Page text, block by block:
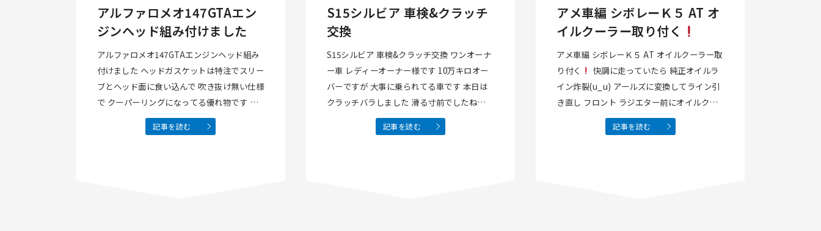
アルファロメオ147GTAエン
ジンヘッド組み付けました
アルファロメオ147GTAエンジンヘッド組み
付けました ヘッドガスケットは特注でスリー
ブとヘッド面に食い込んで 吹き抜け無い仕様
で クーパーリングになってる優れ物です NA
でもヘッドガスケットよくねけますから
ね〜！これはいいですよ(^.^) 今回ターボ化
記事を読む
S15シルビア 車検&クラッチ
交換
S15シルビア 車検&クラッチ交換 ワンオーナ
ー車 レディーオーナー様です 10万キロオー
バーですが 大事に乗られてる車です 本日は
クラッチバラしました 滑る寸前でしたね〜！
よく頑張りましたご苦労さんクラッチ君
後は部品待ちですFacebook…
記事を読む
アメ車編 シボレーＫ５ AT オ
イルクーラー取り付く
アメ車編 シボレーＫ５ AT オイルクーラー取
り付く
快調に走っていたら 純正オイルラ
イン炸裂(u_u) アールズに変換してライン引
き直し フロント ラジエター前にオイルクー
ラーを追加 アメ車のトルコンかなり熱持つか
ら クーラー付けました
いい感じ
記事を読む